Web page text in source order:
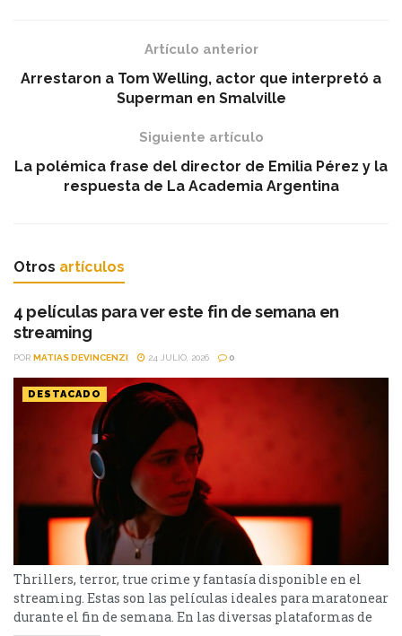
Artículo anterior
Arrestaron a Tom Welling, actor que interpretó a
Superman en Smalville
Siguiente artículo
La polémica frase del director de Emilia Pérez y la
respuesta de La Academia Argentina
Otros artículos
4 películas para ver este fin de semana en
streaming
POR MATIAS DEVINCENZI 24 JULIO, 2026 0
DESTACADO
Thrillers, terror, true crime y fantasía disponible en el
streaming. Estas son las películas ideales para maratonear
durante el fin de semana. En las diversas plataformas de